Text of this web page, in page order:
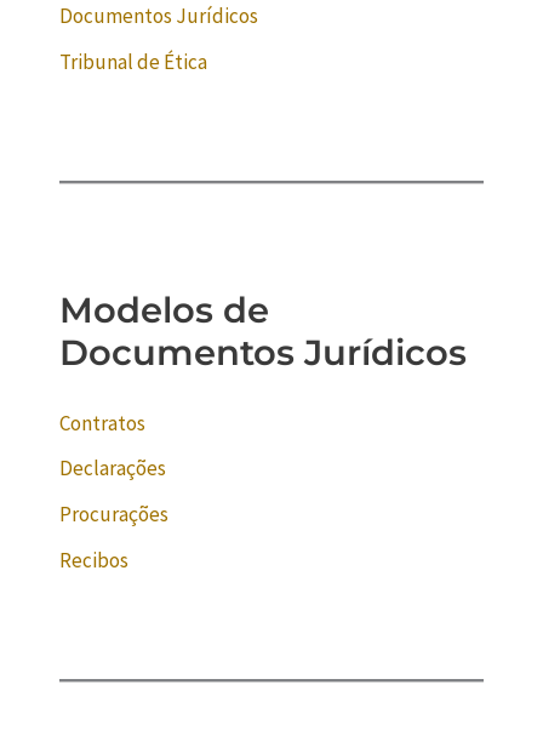
Documentos Jurídicos
Tribunal de Ética
Modelos de
Documentos Jurídicos
Contratos
Declarações
Procurações
Recibos